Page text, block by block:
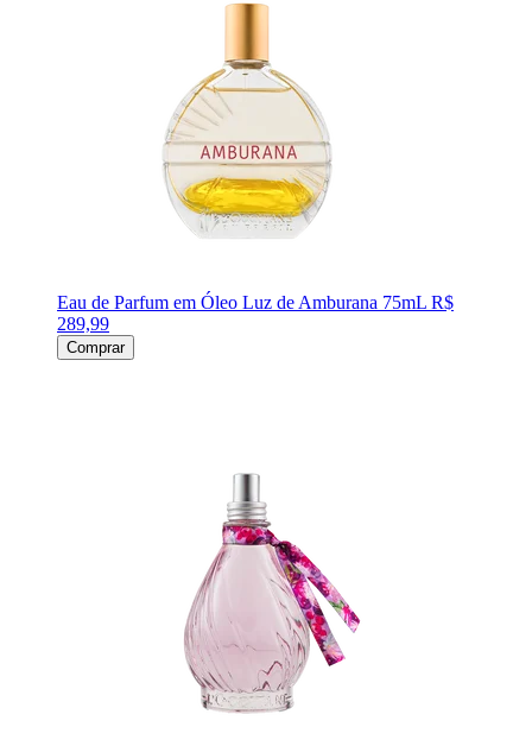
Eau de Parfum em Óleo Luz de Amburana 75mL R$
289,99
Comprar